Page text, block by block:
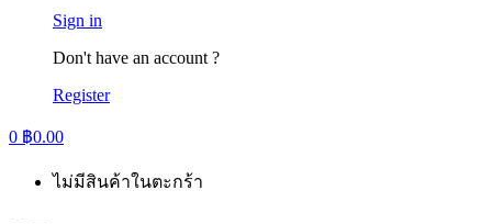
Sign in
Don't have an account ?
Register
0 ฿0.00
ไม่มีสินค้าในตะกร้า